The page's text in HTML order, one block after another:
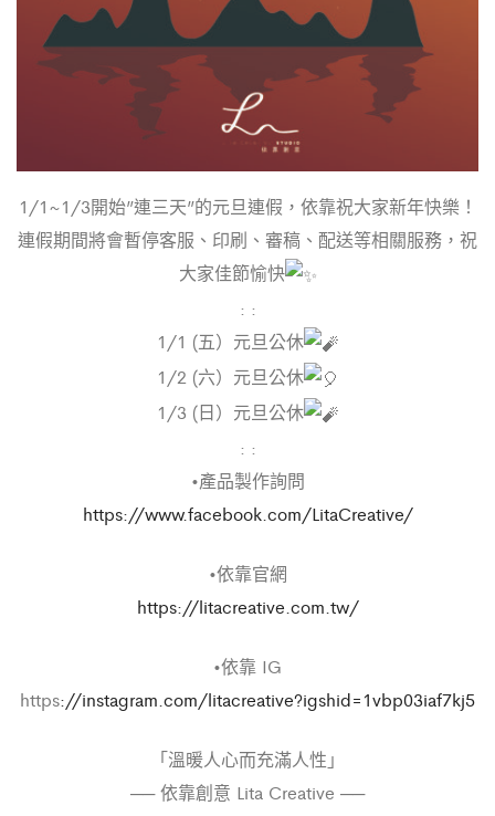
1/1~1/3開始”連三天”的元旦連假，依靠祝大家新年快樂！
連假期間將會暫停客服、印刷、審稿、配送等相關服務，祝
大家佳節愉快
: :
1/1 (五）元旦公休
1/2 (六）元旦公休
1/3 (日）元旦公休
: :
•產品製作詢問
https://www.facebook.com/LitaCreative/
•依靠官網
https://litacreative.com.tw/
•依靠 IG
https://instagram.com/litacreative?igshid=1vbp03iaf7kj5
「溫暖人心而充滿人性」
── 依靠創意 Lita Creative ──